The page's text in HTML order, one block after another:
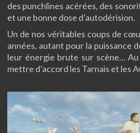
des punchlines acérées, des
et une bonne dose d’autodérision.
Un de nos véritables coups de
années, autant pour la puissance
leur énergie brute sur scène…
mettre d’accord les Tarnais et les